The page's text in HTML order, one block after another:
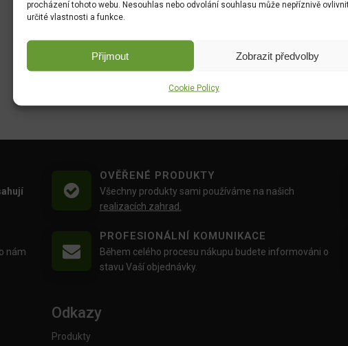
procházení tohoto webu. Nesouhlas nebo odvolání souhlasu může nepříznivě
určité vlastnosti a funkce.
Přijmout Zobrazit předvolby
Cookie Policy
OVĚŘENÉ PRODUKTY
Všechny produkty sami používáme na našich
realizacích zahrad.
nám
PROFESIONÁLNÍ KOMUNIKACE
Během celého procesu nákupu budete informováni o
stavu Vaší objednávky.
Odkazy
Produkty